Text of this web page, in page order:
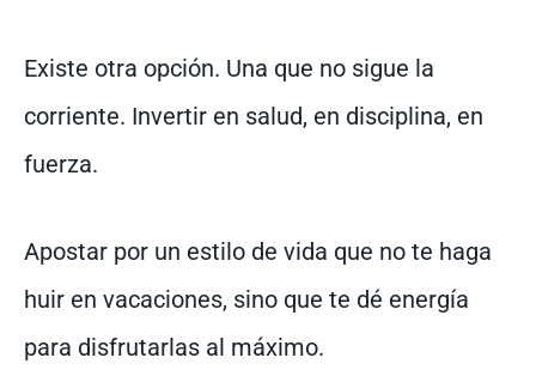
Existe otra opción. Una que no sigue la
corriente. Invertir en salud, en disciplina, en
fuerza.
Apostar por un estilo de vida que no te haga
huir en vacaciones, sino que te dé energía
para disfrutarlas al máximo.